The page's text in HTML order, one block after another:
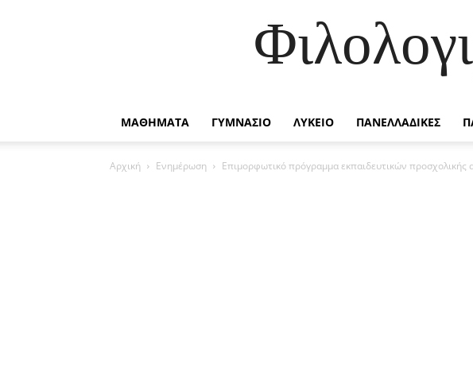
ΜΑΘΗΜΑΤΑ ΓΥΜΝΑΣΙΟ ΛΥΚΕΙΟ ΠΑΝΕΛΛΑΔΙΚΕΣ
Αρχική Ενημέρωση Επιμορφωτικό πρόγραμμα εκπαιδευτικών προσχολικής